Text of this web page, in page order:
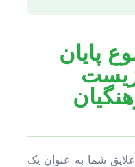
پایان
شما به عنوان یک